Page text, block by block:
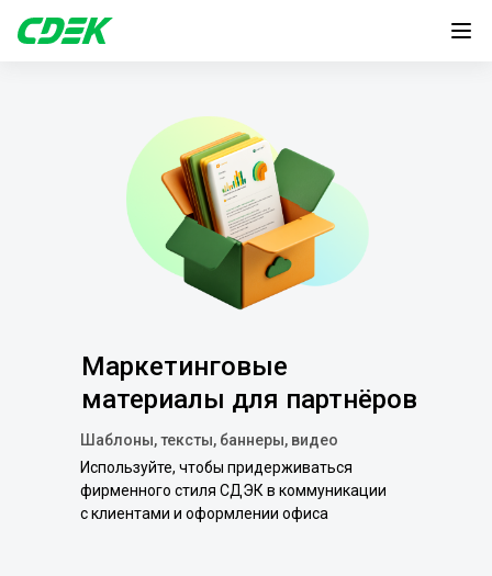
Шаблоны, тексты, баннеры, видео
Используйте, чтобы придерживаться
фирменного стиля СДЭК в коммуникации
с клиентами и оформлении офиса
Маркетинговые
материалы для партнёров